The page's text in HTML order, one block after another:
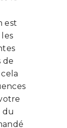
est
de
du